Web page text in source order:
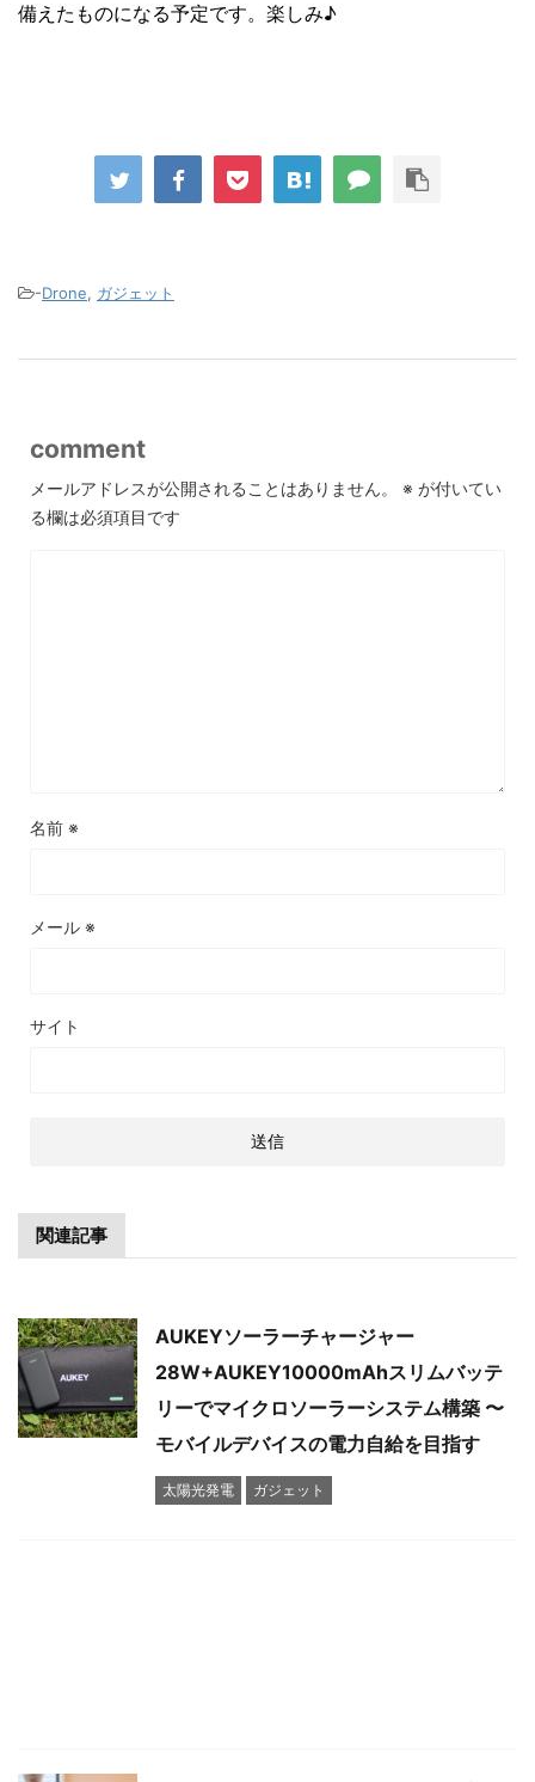
備えたものになる予定です。楽しみ♪
-Drone, ガジェット
comment
メールアドレスが公開されることはありません。 ※ が付いてい
る欄は必須項目です
名前 ※
メール ※
サイト
関連記事
AUKEYソーラーチャージャー
28W+AUKEY10000mAhスリムバッテ
リーでマイクロソーラーシステム構築 〜
モバイルデバイスの電力自給を目指す
太陽光発電 ガジェット